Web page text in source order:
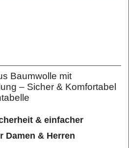
Baumwolle mit
– Sicher & Komfortabel
& einfacher
Damen & Herren